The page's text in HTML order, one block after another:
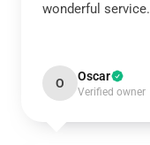
wonderful service.
O Oscar
Verified owner